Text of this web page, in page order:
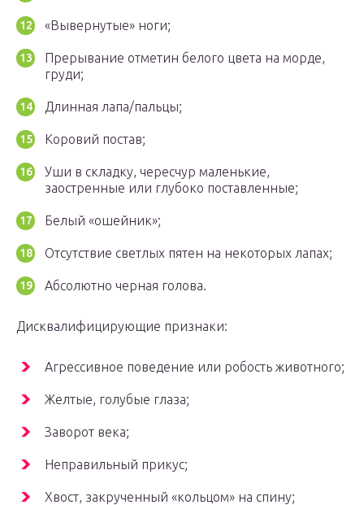
«Вывернутые» ноги;
Прерывание отметин белого цвета на морде,
груди;
Длинная лапа/пальцы;
Коровий постав;
Уши в складку, чересчур маленькие,
заостренные или глубоко поставленные;
Белый «ошейник»;
Отсутствие светлых пятен на некоторых лапах;
Абсолютно черная голова.
Дисквалифицирующие признаки:
Агрессивное поведение или робость животного;
Желтые, голубые глаза;
Заворот века;
Неправильный прикус;
Хвост, закрученный «кольцом» на спину;